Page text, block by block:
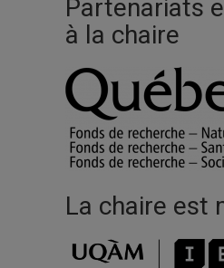
Partenariats
à la chaire
La chaire est